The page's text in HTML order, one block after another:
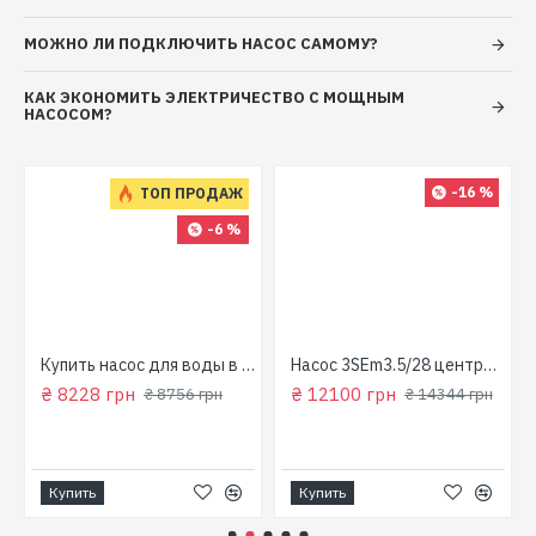
МОЖНО ЛИ ПОДКЛЮЧИТЬ НАСОС САМОМУ?
КАК ЭКОНОМИТЬ ЭЛЕКТРИЧЕСТВО С МОЩНЫМ
НАСОСОМ?
ТОП ПРОДАЖ
-6 %
Купить насос для воды в колодец (800 Вт, напор: 43м, производит: 90 л/мин) GARDEN 1000-4-Robot "NPO"
₴ 8228 грн ₴ 8756 грн
Купить
-16 %
Насос 3SEm3.5/28 центробежный скважинный 1,5кВт Н107м 90л/мин Ø80мм Aquatica Dongyin 777395
₴ 12100 грн ₴ 14344 грн
Купить